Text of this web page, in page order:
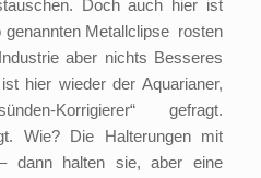
Doch auch hier ist
genannten Metallclipse rosten
aber nichts Besseres
hier wieder der Aquarianer,
Korrigierer“ gefragt.
Wie? Die Halterungen mit
dann halten sie, aber eine